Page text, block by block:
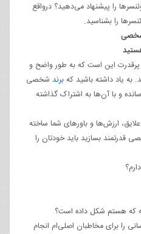
را پیشنهاد می‌دهید؟ درواقع
را بشناسید.
شخصی
این است که به طور واضح و
یاد داشته باشید کهبرند شخصی
و با آن‌ها به اشتراک گذاشته
ارزش‌ها و باورهای شما ساخته
قدرتمند بسازید باید خودتان را
که هستم شکل داده است؟
را برای مخاطبان اصلی‌ام انجام